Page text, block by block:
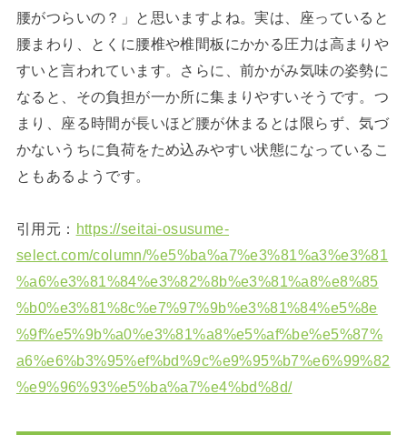
腰がつらいの？」と思いますよね。実は、座っていると
腰まわり、とくに腰椎や椎間板にかかる圧力は高まりや
すいと言われています。さらに、前かがみ気味の姿勢に
なると、その負担が一か所に集まりやすいそうです。つ
まり、座る時間が長いほど腰が休まるとは限らず、気づ
かないうちに負荷をため込みやすい状態になっているこ
ともあるようです。
引用元： https://seitai-osusume-
select.com/column/%e5%ba%a7%e3%81%a3%e3%81
%a6%e3%81%84%e3%82%8b%e3%81%a8%e8%85
%b0%e3%81%8c%e7%97%9b%e3%81%84%e5%8e
%9f%e5%9b%a0%e3%81%a8%e5%af%be%e5%87%
a6%e6%b3%95%ef%bd%9c%e9%95%b7%e6%99%82
%e9%96%93%e5%ba%a7%e4%bd%8d/